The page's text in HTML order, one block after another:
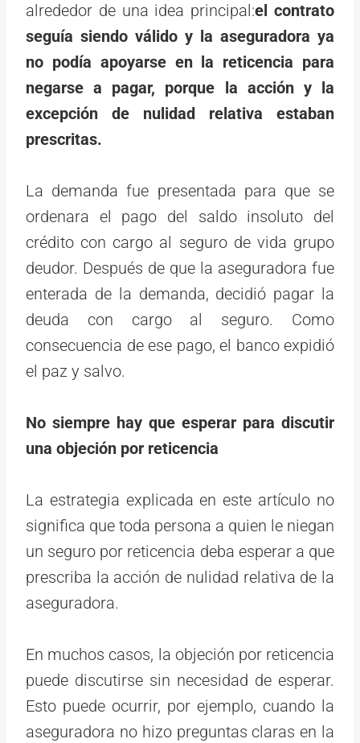
alrededor de una idea principal:el contrato
seguía siendo válido y la aseguradora ya
no podía apoyarse en la reticencia para
negarse a pagar, porque la acción y la
excepción de nulidad relativa estaban
prescritas.
La demanda fue presentada para que se
ordenara el pago del saldo insoluto del
crédito con cargo al seguro de vida grupo
deudor. Después de que la aseguradora fue
enterada de la demanda, decidió pagar la
deuda con cargo al seguro. Como
consecuencia de ese pago, el banco expidió
el paz y salvo.
No siempre hay que esperar para discutir
una objeción por reticencia
La estrategia explicada en este artículo no
significa que toda persona a quien le niegan
un seguro por reticencia deba esperar a que
prescriba la acción de nulidad relativa de la
aseguradora.
En muchos casos, la objeción por reticencia
puede discutirse sin necesidad de esperar.
Esto puede ocurrir, por ejemplo, cuando la
aseguradora no hizo preguntas claras en la